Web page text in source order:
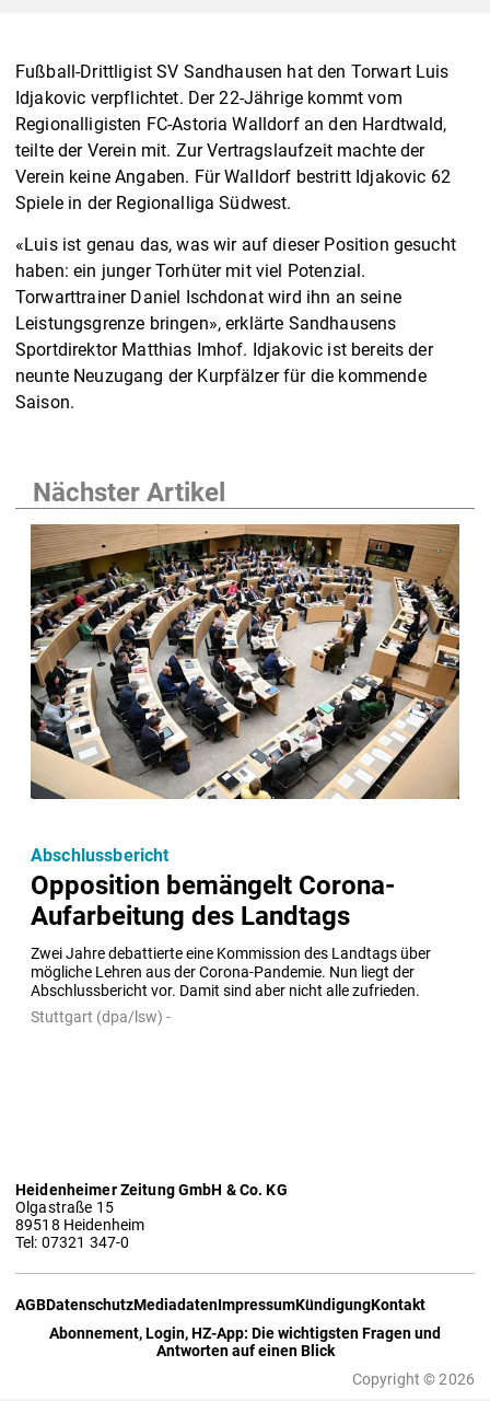
Fußball-Drittligist SV Sandhausen hat den Torwart Luis
Idjakovic verpflichtet. Der 22-Jährige kommt vom
Regionalligisten FC-Astoria Walldorf an den Hardtwald,
teilte der Verein mit. Zur Vertragslaufzeit machte der
Verein keine Angaben. Für Walldorf bestritt Idjakovic 62
Spiele in der Regionalliga Südwest.
«Luis ist genau das, was wir auf dieser Position gesucht
haben: ein junger Torhüter mit viel Potenzial.
Torwarttrainer Daniel Ischdonat wird ihn an seine
Leistungsgrenze bringen», erklärte Sandhausens
Sportdirektor Matthias Imhof. Idjakovic ist bereits der
neunte Neuzugang der Kurpfälzer für die kommende
Saison.
Nächster Artikel
Opposition bemängelt Corona-
Aufarbeitung des Landtags
Zwei Jahre debattierte eine Kommission des Landtags über
mögliche Lehren aus der Corona-Pandemie. Nun liegt der
Abschlussbericht vor. Damit sind aber nicht alle zufrieden.
Abschlussbericht
Stuttgart (dpa/lsw) -
Heidenheimer Zeitung GmbH & Co. KG
Olgastraße 15
89518 Heidenheim
Tel: 07321 347-0
AGBDatenschutzMediadatenImpressumKündigungKontakt
Abonnement, Login, HZ-App: Die wichtigsten Fragen und
Antworten auf einen Blick
Copyright © 2026